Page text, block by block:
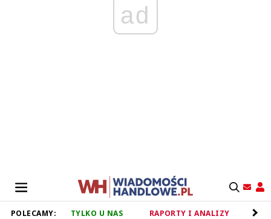
ad
POLECAMY: TYLKO U NAS RAPORTY I ANALIZY